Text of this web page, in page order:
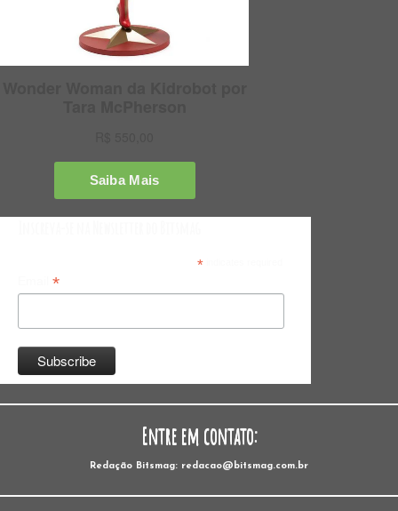
*indicates required
*
Entre em contato:
Redação Bitsmag: redacao@bitsmag.com.br